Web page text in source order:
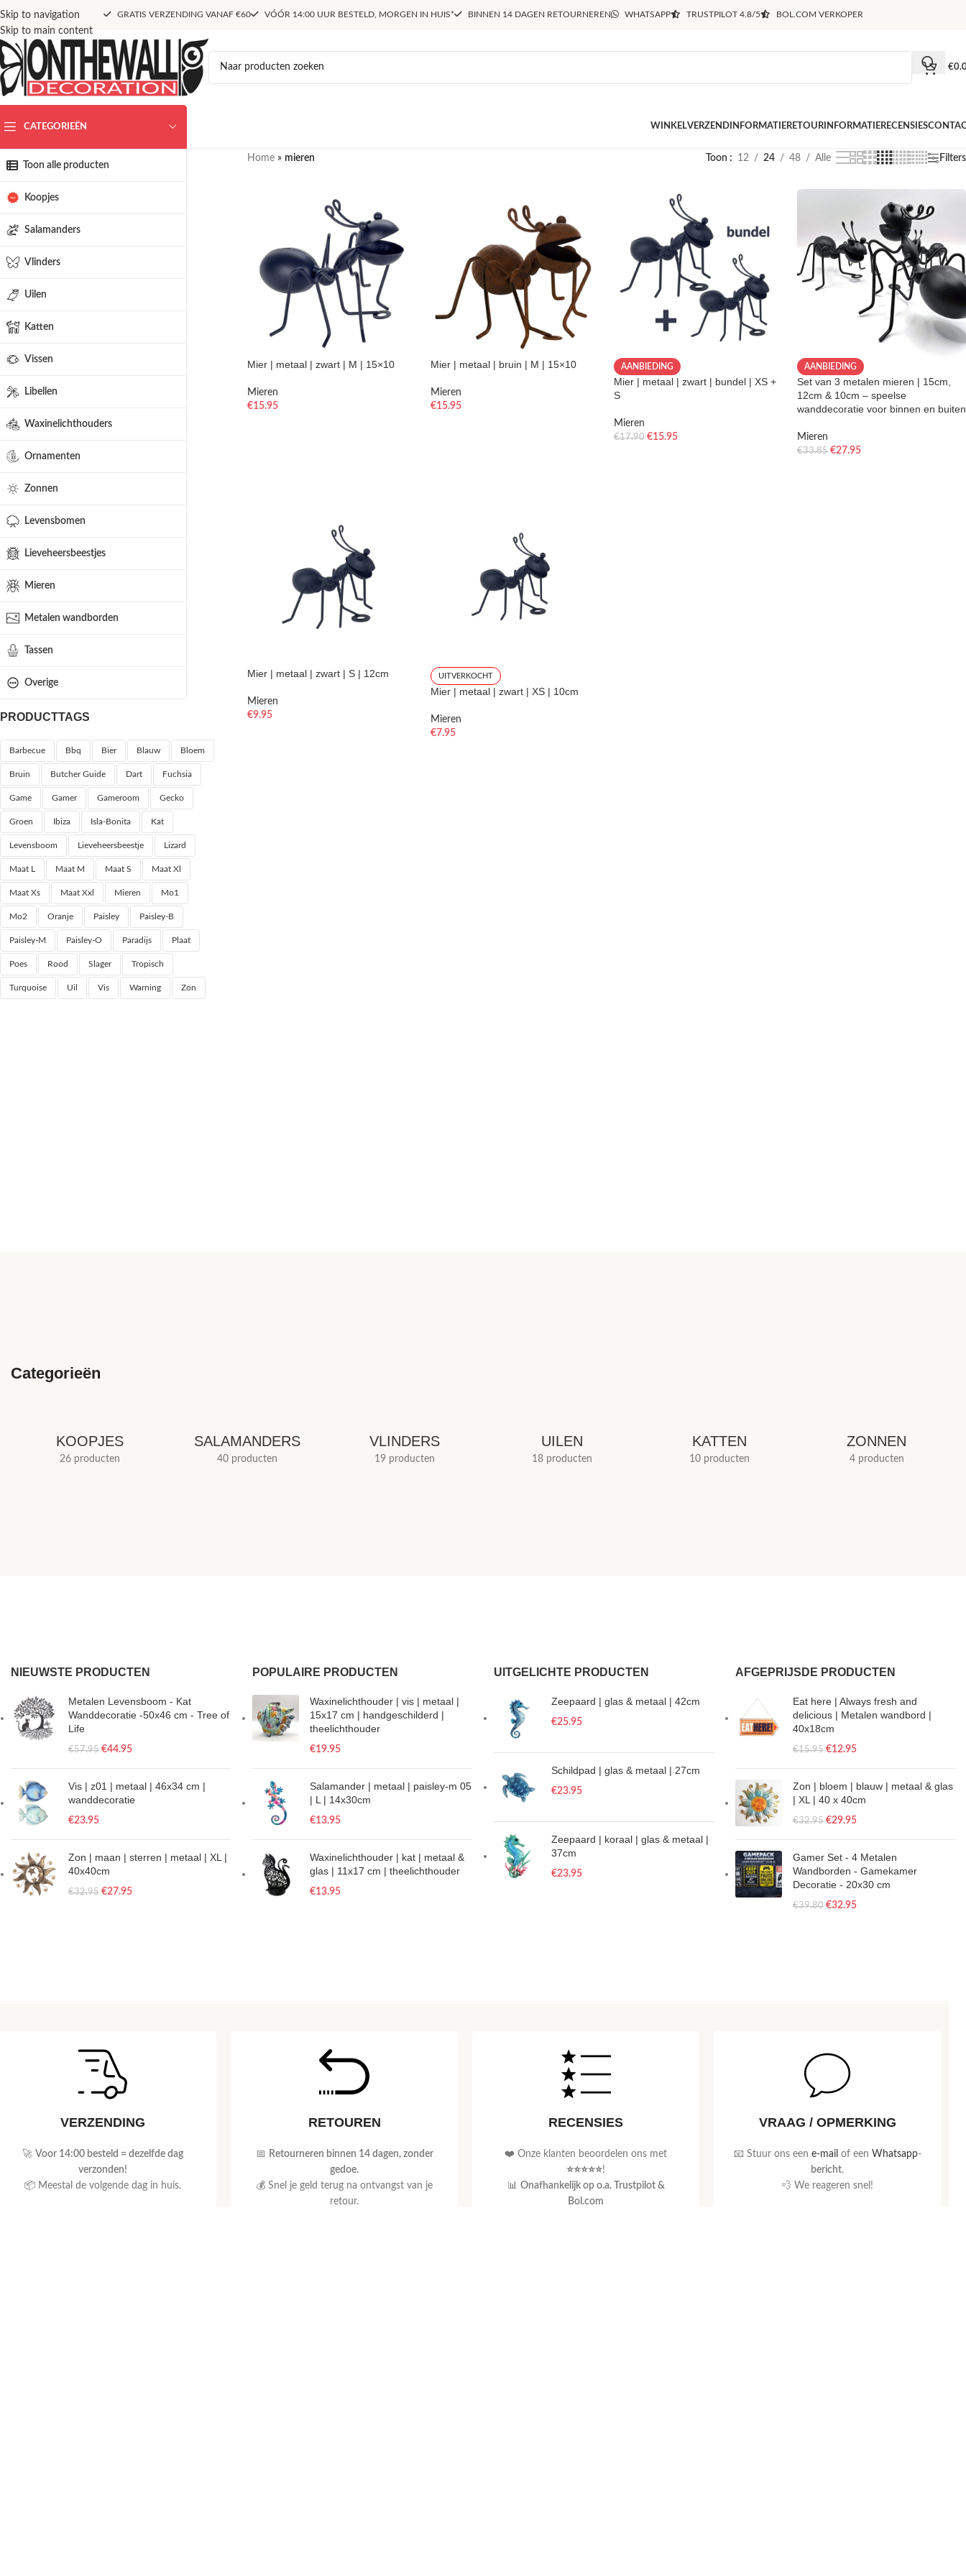
Skip to navigation
Skip to main content
GRATIS VERZENDING VANAF €60 VÓÓR 14:00 UUR BESTELD, MORGEN IN HUIS* BINNEN 14 DAGEN RETOURNEREN WHATSAPP TRUSTPILOT 4.8/5 BOL.COM VERKOPER
€
CATEGORIEËN
Toon alle producten
Koopjes
Salamanders
Vlinders
Uilen
Katten
Vissen
Libellen
Waxinelichthouders
Ornamenten
Zonnen
Levensbomen
Lieveheersbeestjes
Mieren
Metalen wandborden
Tassen
Overige
WINKELVERZENDINFORMATIERETOURINFORMATIERECENSIES
PRODUCTTAGS
Barbecue Bbq Bier Blauw Bloem
Bruin Butcher Guide Dart Fuchsia
Game Gamer Gameroom Gecko
Groen Ibiza Isla-Bonita Kat
Levensboom Lieveheersbeestje Lizard
Maat L Maat M Maat S Maat Xl
Maat Xs Maat Xxl Mieren Mo1
Mo2 Oranje Paisley Paisley-B
Paisley-M Paisley-O Paradijs Plaat
Poes Rood Slager Tropisch
Turquoise Uil Vis Warning Zon
Home» mieren Toon 12 24 48 Alle Filters
Mier | metaal | zwart | M | 15×10
Mieren
€15.95
Mier | metaal | bruin | M | 15×10
Mieren
€15.95
AANBIEDING
Mier | metaal | zwart | bundel | XS +
S
Mieren
€17.90 €15.95
AANBIEDING
Set van 3 metalen mieren | 15cm,
12cm & 10cm – speelse
wanddecoratie voor binnen en buiten
Mieren
€33.85 €27.95
Mier | metaal | zwart | S | 12cm
Mieren
€9.95
UITVERKOCHT
Mier | metaal | zwart | XS | 10cm
Mieren
€7.95
Categorieën
KOOPJES
26 producten
SALAMANDERS
40 producten
VLINDERS
19 producten
UILEN
18 producten
KATTEN
10 producten
ZONNEN
4 producten
NIEUWSTE PRODUCTEN
Metalen Levensboom - Kat
Wanddecoratie -50x46 cm - Tree of
Life
€57.95 €44.95
Vis | z01 | metaal | 46x34 cm |
wanddecoratie
€23.95
Zon | maan | sterren | metaal | XL |
40x40cm
€32.95 €27.95
POPULAIRE PRODUCTEN
Waxinelichthouder | vis | metaal |
15x17 cm | handgeschilderd |
theelichthouder
€19.95
Salamander | metaal | paisley-m 05
| L | 14x30cm
€13.95
Waxinelichthouder | kat | metaal &
glas | 11x17 cm | theelichthouder
€13.95
UITGELICHTE PRODUCTEN
Zeepaard | glas & metaal | 42cm
€25.95
Schildpad | glas & metaal | 27cm
€23.95
Zeepaard | koraal | glas & metaal |
37cm
€23.95
AFGEPRIJSDE PRODUCTEN
Eat here | Always fresh and
delicious | Metalen wandbord |
40x18cm
€15.95 €12.95
Zon | bloem | blauw | metaal & glas
| XL | 40 x 40cm
€32.95 €29.95
Gamer Set - 4 Metalen
Wandborden - Gamekamer
Decoratie - 20x30 cm
€39.80 €32.95
VERZENDING
🚀 Voor 14:00 besteld = dezelfde dag
verzonden!
📦 Meestal de volgende dag in huis.
RETOUREN
📅
Retourneren binnen 14 dagen, zonder
gedoe.
💰 Snel je geld terug na ontvangst van je
retour.
RECENSIES
❤️ Onze klanten beoordelen ons met
⭐⭐⭐⭐⭐!
📊 Onafhankelijk op o.a. Trustpilot &
Bol.com
VRAAG / OPMERKING
📧 Stuur ons een e-mail of een Whatsapp-
bericht.
💨 We reageren snel!